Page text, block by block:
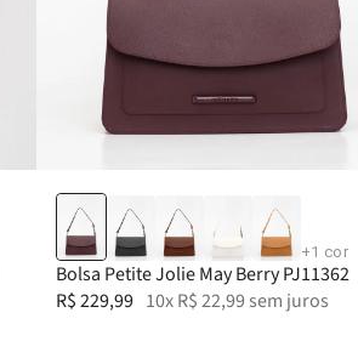
+1 cor
Bolsa Petite Jolie May Berry PJ11362
R$229,99 10xR$22,99 sem juros